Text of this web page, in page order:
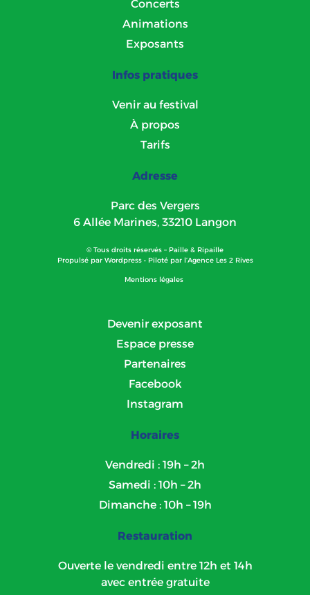
Concerts
Animations
Exposants
Infos pratiques
Venir au festival
À propos
Tarifs
Adresse
Parc des Vergers
6 Allée Marines, 33210 Langon
© Tous droits réservés – Paille & Ripaille
Propulsé par Wordpress• Piloté par l’Agence Les 2 Rives
Mentions légales
Devenir exposant
Espace presse
Partenaires
Facebook
Instagram
Horaires
Vendredi : 19h – 2h
Samedi : 10h – 2h
Dimanche : 10h – 19h
Restauration
Ouverte le vendredi entre 12h et 14h
avec entrée gratuite